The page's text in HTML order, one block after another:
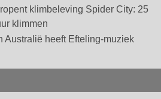
klimbeleving Spider City: 25
klimmen
Australië heeft Efteling-muziek